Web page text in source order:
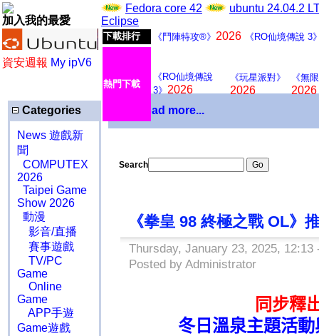
加入我的最愛
資安週報 My ipV6
Fedora core 42
ubuntu 24.04.2
Eclipse
下載排行 《鬥陣特攻®》 2026 《RO仙境傳說 3
熱門下載
《RO仙境傳說
3》 2026
《玩星派對》
2026
《無
2026
Categories
News 遊戲新
聞
COMPUTEX
2026
Taipei Game
Show 2026
動漫
影音/直播
賽事遊戲
TV/PC
Game
Online
Game
APP手遊
Game遊戲
Download more...
Search
《拳皇 98 終極之戰 OL》
Thursday, January 23, 2025,
Posted by Administrator
同步釋
冬日溫泉主題活